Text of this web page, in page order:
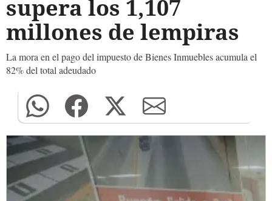
supera los 1,107
millones de lempiras
La mora en el pago del impuesto de Bienes Inmuebles acumula el
82% del total adeudado